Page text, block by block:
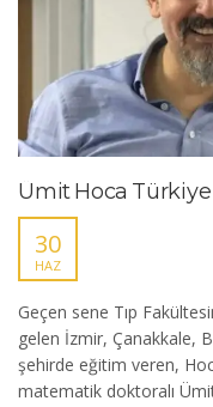
Ümit Hoca
30
HAZ
Geçen sene Tıp
gelen İzmir, Çanakkale,
şehirde eğitim veren,
matematik doktoralı